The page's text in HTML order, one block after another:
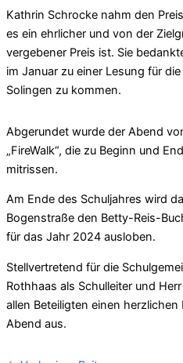
Kathrin Schrocke nahm den
es ein ehrlicher und von der
vergebener Preis ist. Sie
im Januar zu einer Lesung für
Solingen zu kommen.
Abgerundet wurde der Abend
„FireWalk“, die zu Beginn und
mitrissen.
Am Ende des Schuljahres wird
Bogenstraße den Betty-Reis-
für das Jahr 2024 ausloben.
Stellvertretend für die
Rothhaas als Schulleiter und
allen Beteiligten einen
Abend aus.